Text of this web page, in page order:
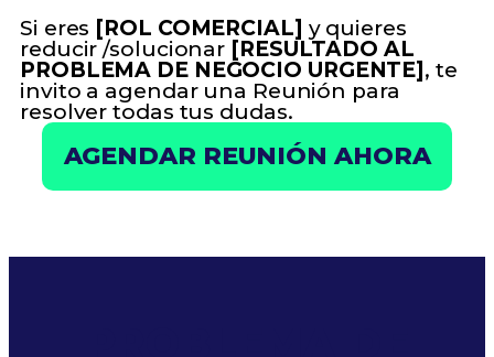
Si eres [ROL COMERCIAL] y quieres
reducir /solucionar [RESULTADO AL
PROBLEMA DE NEGOCIO URGENTE], te
invito a agendar una Reunión para
resolver todas tus dudas.
AGENDAR REUNIÓN AHORA